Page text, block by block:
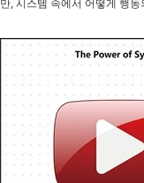
만, 시스템 속에서 어떻게 행